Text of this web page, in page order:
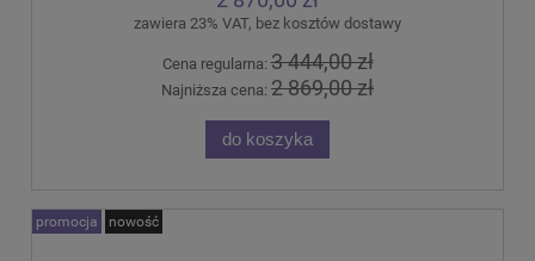
zawiera 23% VAT, bez kosztów dostawy
Cena regularna:3 444,00 zł
Najniższa cena: 2 869,00 zł
do koszyka
promocja nowość